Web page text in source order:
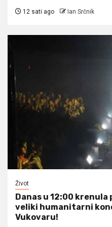
12 sati ago Ian Srčnik
Život
Danas u 12:00
veliki humanitarni
Vukovaru!